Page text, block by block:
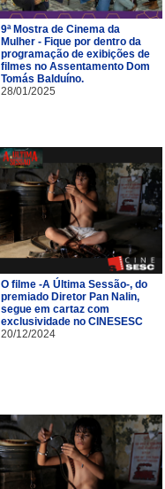
9ª Mostra de Cinema da
Mulher - Fique por dentro da
programação de exibições de
filmes no Assentamento Dom
Tomás Balduíno.
28/01/2025
O filme -A Última Sessão-, do
premiado Diretor Pan Nalin,
segue em cartaz com
exclusividade no CINESESC
20/12/2024